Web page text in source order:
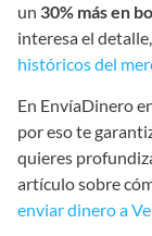
un 30% más en
interesa el
históricos del
En EnvíaDinero
por eso te
quieres
artículo sobre
enviar dinero a